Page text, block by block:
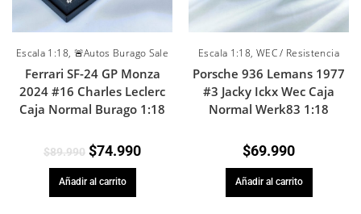
Escala 1:18, 🚨Autos Burago Sale
Ferrari SF-24 GP Monza
2024 #16 Charles Leclerc
Caja Normal Burago 1:18
$89.990 $74.990
Añadir al carrito
Escala 1:18, WEC / Resistencia
Porsche 936 Lemans 1977
#3 Jacky Ickx Wec Caja
Normal Werk83 1:18
$69.990
Añadir al carrito